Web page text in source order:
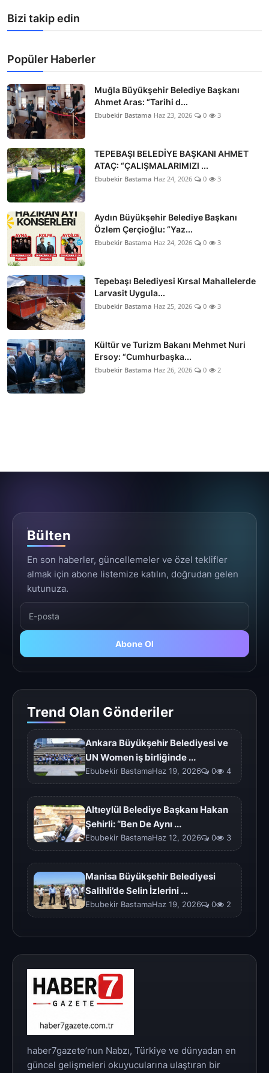
Bizi takip edin
Popüler Haberler
Muğla Büyükşehir Belediye Başkanı
Ahmet Aras: “Tarihi d...
Ebubekir Bastama Haz 23, 2026 0 3
TEPEBAŞI BELEDİYE BAŞKANI AHMET
ATAÇ: “ÇALIŞMALARIMIZI ...
Ebubekir Bastama Haz 24, 2026 0 3
Aydın Büyükşehir Belediye Başkanı
Özlem Çerçioğlu: “Yaz...
Ebubekir Bastama Haz 24, 2026 0 3
Tepebaşı Belediyesi Kırsal Mahallelerde
Larvasit Uygula...
Ebubekir Bastama Haz 25, 2026 0 3
Kültür ve Turizm Bakanı Mehmet Nuri
Ersoy: “Cumhurbaşka...
Ebubekir Bastama Haz 26, 2026 0 2
Bülten
En son haberler, güncellemeler ve özel teklifler
almak için abone listemize katılın, doğrudan gelen
kutunuza.
Abone Ol
Trend Olan Gönderiler
Ankara Büyükşehir Belediyesi ve
UN Women iş birliğinde ...
Ebubekir BastamaHaz 19, 2026 0 4
Altıeylül Belediye Başkanı Hakan
Şehirli: “Ben De Aynı ...
Ebubekir BastamaHaz 12, 2026 0 3
Manisa Büyükşehir Belediyesi
Salihli’de Selin İzlerini ...
Ebubekir BastamaHaz 19, 2026 0 2
haber7gazete’nun Nabzı, Türkiye ve dünyadan en
güncel gelişmeleri okuyucularına ulaştıran bir